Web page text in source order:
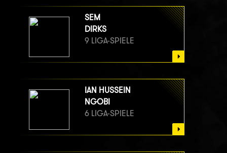
SEM
DIRKS
9 LIGA-SPIELE
IAN HUSSEIN
NGOBI
6 LIGA-SPIELE